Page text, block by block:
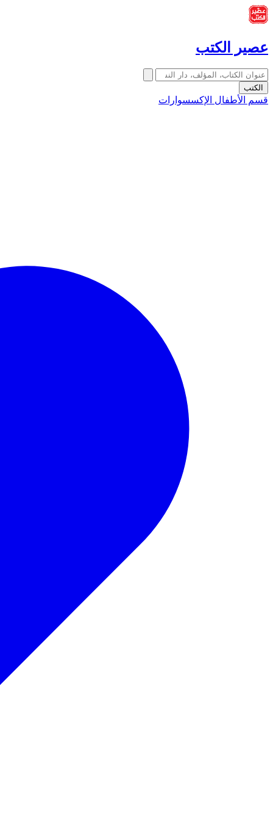
عصير الكتب
الكتب
قسم الأطفال الإكسسوارات